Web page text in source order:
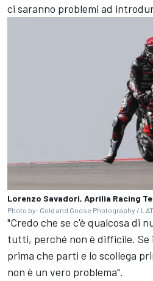
ci saranno problemi ad
Lorenzo Savadori, Aprilia Racing
Photo by: Gold and Goose Photography /
"Credo che se c'è qualcosa di
tutti, perché non è difficile. Se
prima che parti e lo scollega
non è un vero problema".